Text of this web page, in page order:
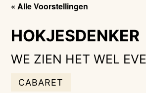
« Alle Voorstellingen
HOKJESDENKER
WE ZIEN HET WEL
CABARET